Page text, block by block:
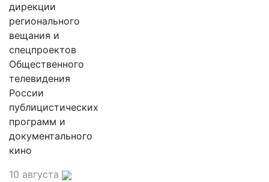
дирекции
регионального
вещания и
спецпроектов
Общественного
телевидения
России
публицистических
программ и
документального
кино
10 августа